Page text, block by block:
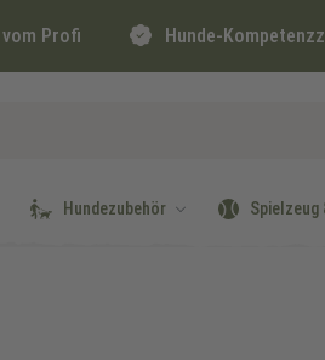
Profi Hunde-
Hundezubehör Spielzeug